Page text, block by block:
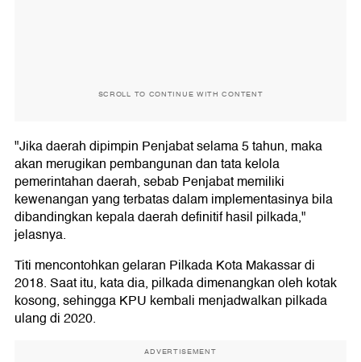
SCROLL TO CONTINUE WITH CONTENT
"Jika daerah dipimpin Penjabat selama 5 tahun, maka
akan merugikan pembangunan dan tata kelola
pemerintahan daerah, sebab Penjabat memiliki
kewenangan yang terbatas dalam implementasinya bila
dibandingkan kepala daerah definitif hasil pilkada,"
jelasnya.
Titi mencontohkan gelaran Pilkada Kota Makassar di
2018. Saat itu, kata dia, pilkada dimenangkan oleh kotak
kosong, sehingga KPU kembali menjadwalkan pilkada
ulang di 2020.
ADVERTISEMENT